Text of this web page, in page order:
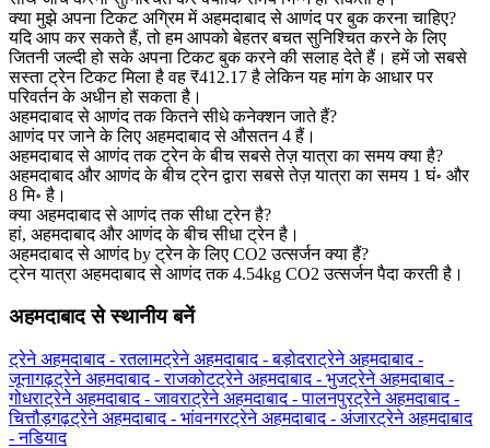
क्या मुझे अपना टिकट अग्रिम में अहमदाबाद से आणंद पर बुक करना चाहिए?
यदि आप कर सकते हैं, तो हम आपको बेहतर बचत सुनिश्चित करने के लिए
जितनी जल्दी हो सके अपना टिकट बुक करने की सलाह देते हैं। हमें जो सबसे
सस्ता ट्रेन टिकट मिला है वह ₹412.17 है लेकिन यह मांग के आधार पर
परिवर्तन के अधीन हो सकता है।
अहमदाबाद से आणंद तक कितने सीधे कनेक्शन जाते हैं?
आणंद पर जाने के लिए अहमदाबाद से औसतन 4 हैं।
अहमदाबाद से आणंद तक ट्रेन के बीच सबसे तेज़ यात्रा का समय क्या है?
अहमदाबाद और आणंद के बीच ट्रेन द्वारा सबसे तेज़ यात्रा का समय 1 घं॰ और
8 मि॰ है।
क्या अहमदाबाद से आणंद तक सीधा ट्रेन है?
हां, अहमदाबाद और आणंद के बीच सीधा ट्रेन है।
अहमदाबाद से आणंद by ट्रेन के लिए CO2 उत्सर्जन क्या हैं?
ट्रेन यात्रा अहमदाबाद से आणंद तक 4.54kg CO2 उत्सर्जन पैदा करती है।
अहमदाबाद से स्थानीय बनें
ट्रेने अहमदाबाद - रतलामट्रेने अहमदाबाद - बड़ोदराट्रेने अहमदाबाद -
जूनागढ़ट्रेने अहमदाबाद - राजकोटट्रेने अहमदाबाद - भुजट्रेने अहमदाबाद -
गोधराट्रेने अहमदाबाद - जावराट्रेने अहमदाबाद - पालनपुरट्रेने अहमदाबाद -
चित्तौड़गढ़ट्रेने अहमदाबाद - भांवनगरट्रेने अहमदाबाद - अंजारट्रेने अहमदाबाद
- नडियाद